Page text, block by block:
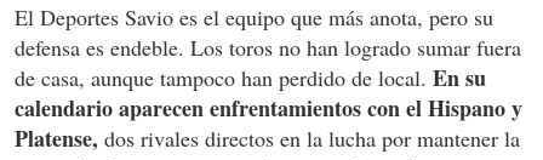
El Deportes Savio es el equipo que más anota, pero su
defensa es endeble. Los toros no han logrado sumar fuera
de casa, aunque tampoco han perdido de local. En su
calendario aparecen enfrentamientos con el Hispano y
Platense, dos rivales directos en la lucha por mantener la